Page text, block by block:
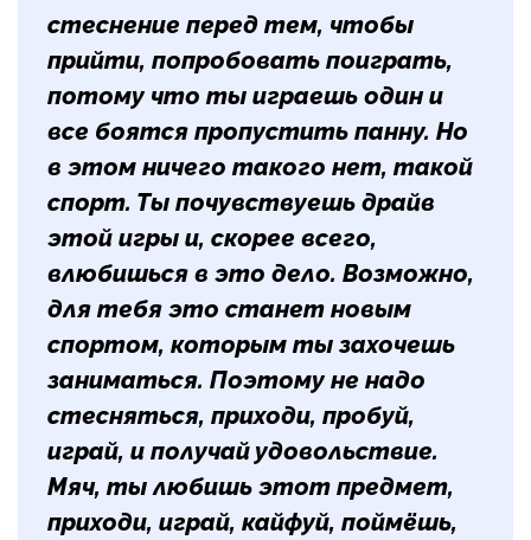
стеснение перед тем, чтобы
прийти, попробовать поиграть,
потому что ты играешь один и
все боятся пропустить панну. Но
в этом ничего такого нет, такой
спорт. Ты почувствуешь драйв
этой игры и, скорее всего,
влюбишься в это дело. Возможно,
для тебя это станет новым
спортом, которым ты захочешь
заниматься. Поэтому не надо
стесняться, приходи, пробуй,
играй, и получай удовольствие.
Мяч, ты любишь этот предмет,
приходи, играй, кайфуй, поймёшь,